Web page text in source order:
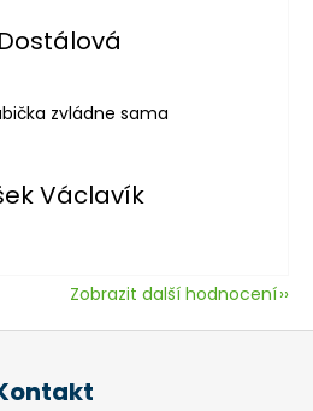
obchodu je 5 z 5 hvězdiček.
zvládne sama
Václavík
obchodu je 5 z 5 hvězdiček.
Zobrazit další hodnocení